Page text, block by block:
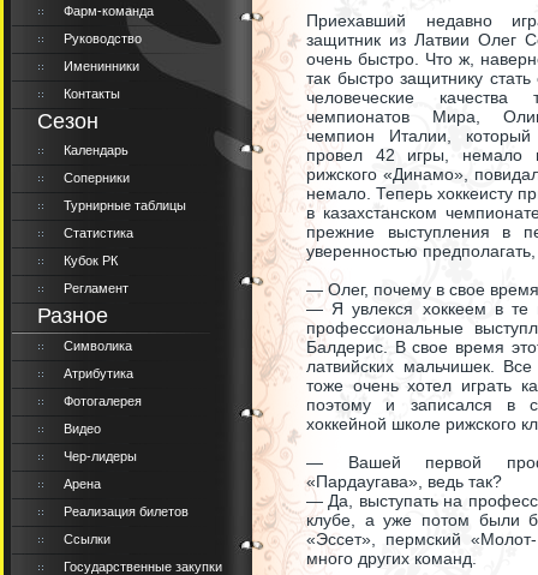
Фарм-команда
Руководство
Именинники
Контакты
Сезон
Календарь
Соперники
Турнирные таблицы
Статистика
Кубок РК
Регламент
Разное
Символика
Атрибутика
Фотогалерея
Видео
Чер-лидеры
Арена
Реализация билетов
Ссылки
Государственные закупки
Приехавший недавно
защитник из Латвии Олег
очень быстро. Что ж,
так быстро защитнику
человеческие
чемпионатов Мира,
чемпион Италии,
провел 42 игры, немало
рижского «Динамо»,
немало. Теперь хоккеисту
в казахстанском
прежние выступления в
уверенностью
— Олег, почему в свое
— Я увлекся хоккеем в те
профессиональные
Балдерис. В свое время
латвийских мальчишек.
тоже очень хотел играть
поэтому и записался в
хоккейной школе рижского
— Вашей первой
«Пардаугава», ведь так?
— Да, выступать на
клубе, а уже потом были
«Эссет», пермский
много других команд.